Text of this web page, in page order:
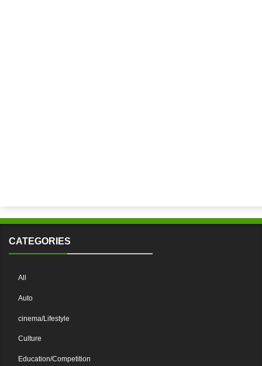
CATEGORIES
All
Auto
cinema/Lifestyle
Culture
Education/Competition